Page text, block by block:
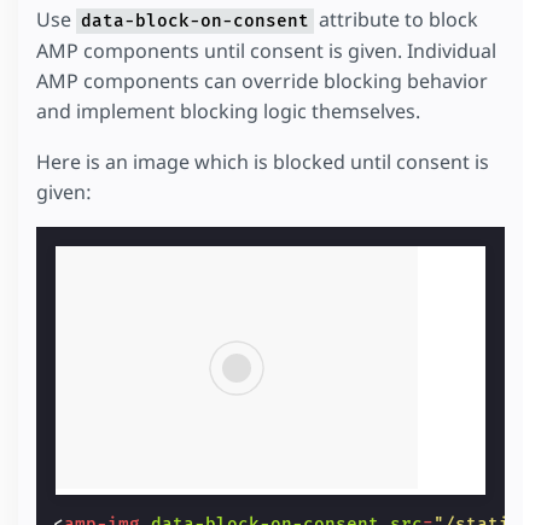
Use data-block-on-consent attribute to block
AMP components until consent is given. Individual
AMP components can override blocking behavior
and implement blocking logic themselves.
Here is an image which is blocked until consent is
given: